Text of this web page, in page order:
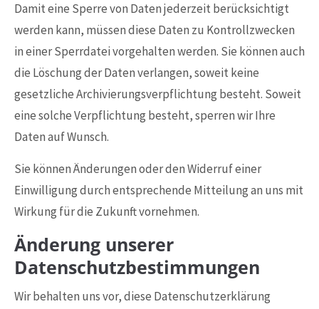
Damit eine Sperre von Daten jederzeit berücksichtigt
werden kann, müssen diese Daten zu Kontrollzwecken
in einer Sperrdatei vorgehalten werden. Sie können auch
die Löschung der Daten verlangen, soweit keine
gesetzliche Archivierungsverpflichtung besteht. Soweit
eine solche Verpflichtung besteht, sperren wir Ihre
Daten auf Wunsch.
Sie können Änderungen oder den Widerruf einer
Einwilligung durch entsprechende Mitteilung an uns mit
Wirkung für die Zukunft vornehmen.
Änderung unserer
Datenschutzbestimmungen
Wir behalten uns vor, diese Datenschutzerklärung